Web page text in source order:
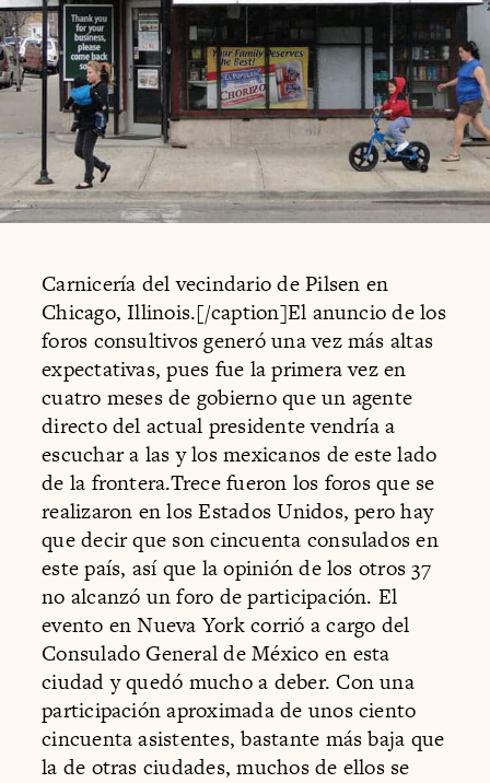
Carnicería del vecindario de Pilsen en
Chicago, Illinois.[/caption]El anuncio de los
foros consultivos generó una vez más altas
expectativas, pues fue la primera vez en
cuatro meses de gobierno que un agente
directo del actual presidente vendría a
escuchar a las y los mexicanos de este lado
de la frontera.Trece fueron los foros que se
realizaron en los Estados Unidos, pero hay
que decir que son cincuenta consulados en
este país, así que la opinión de los otros 37
no alcanzó un foro de participación. El
evento en Nueva York corrió a cargo del
Consulado General de México en esta
ciudad y quedó mucho a deber. Con una
participación aproximada de unos ciento
cincuenta asistentes, bastante más baja que
la de otras ciudades, muchos de ellos se